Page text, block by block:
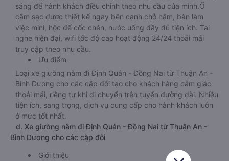
sáng để hành khách điều chỉnh theo nhu cầu của mình.Ổ
cắm sạc được thiết kế ngay bên cạnh chỗ nằm, bàn làm
việc mini, hộc để cốc chén, nước uống đầy đủ tiện ích. Tai
nghe hiện đại, wifi tốc độ cao hoạt động 24/24 thoải mái
truy cập theo nhu cầu.
Ưu điểm
Loại xe giường nằm đi Định Quán - Đồng Nai từ Thuận An -
Bình Dương cho các cặp đôi tạo cho khách hàng cảm giác
thoải mái, riêng tư khi di chuyển trên tuyến đường dài. Nhiều
tiện ích, sang trọng, dịch vụ cung cấp cho hành khách luôn
ở mức tốt nhất.
d. Xe giường nằm đi Định Quán - Đồng Nai từ Thuận An -
Bình Dương cho các cặp đôi
Giới thiệu